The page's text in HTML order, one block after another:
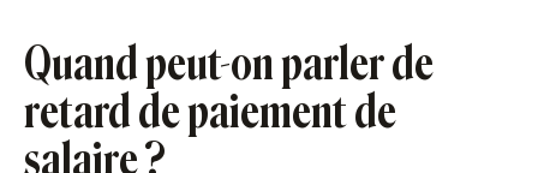
Quand peut-on parler de
retard de paiement de
salaire ?